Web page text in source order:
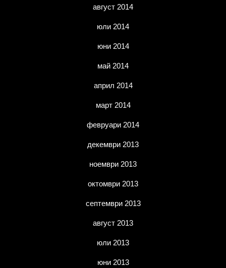
август 2014
юли 2014
юни 2014
май 2014
април 2014
март 2014
февруари 2014
декември 2013
ноември 2013
октомври 2013
септември 2013
август 2013
юли 2013
юни 2013